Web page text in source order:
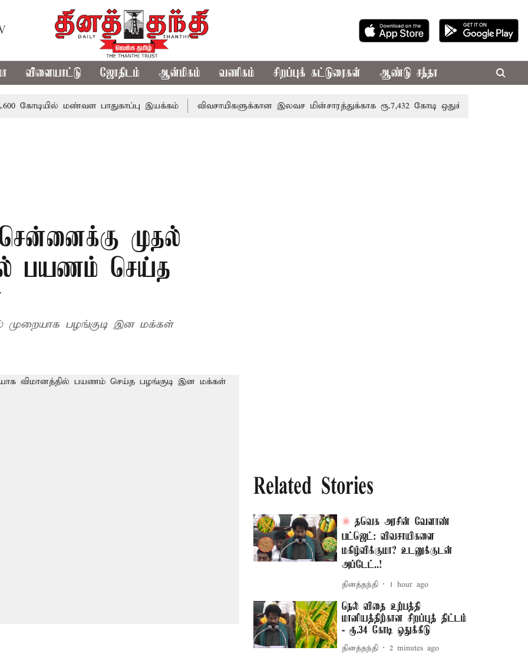
விளையாட்டு ஜோதிடம் ஆன்மிகம் வணிகம் சிறப்புக் கட்டுரைகள் ஆண்டு சந்தா
மண்வள பாதுகாப்பு இயக்கம் விவசாயிகளுக்கான இலவச மின்சாரத்துக்காக ரூ.7,432 கோடி ஒதுக்கீடு; வேளாண்
முதல்
பயணம் செய்த
பழங்குடி இன மக்கள்
Related Stories
தவெக அரசின் வேளாண்
பட்ஜெட்: விவசாயிகளை
மகிழ்விக்குமா? உடனுக்குடன்
அப்டேட்..!
தினத்தந்தி 1 hour ago
நெல் விதை உற்பத்தி
மானியத்திற்கான சிறப்புத் திட்டம்
- ரூ.34 கோடி ஒதுக்கீடு
தினத்தந்தி 2 minutes ago